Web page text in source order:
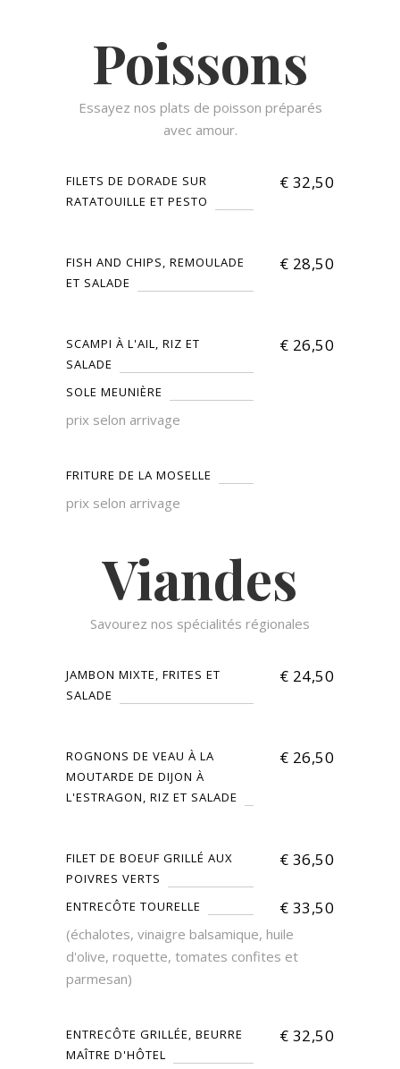
Poissons
Essayez nos plats de poisson préparés
avec amour.
FILETS DE DORADE SUR
RATATOUILLE ET PESTO
€ 32,50
FISH AND CHIPS, REMOULADE
ET SALADE
€ 28,50
SCAMPI À L'AIL, RIZ ET
SALADE
€ 26,50
SOLE MEUNIÈRE
prix selon arrivage
FRITURE DE LA MOSELLE
prix selon arrivage
Viandes
Savourez nos spécialités régionales
JAMBON MIXTE, FRITES ET
SALADE
€ 24,50
ROGNONS DE VEAU À LA
MOUTARDE DE DIJON À
L'ESTRAGON, RIZ ET SALADE
€ 26,50
FILET DE BOEUF GRILLÉ AUX
POIVRES VERTS
€ 36,50
ENTRECÔTE TOURELLE € 33,50
(échalotes, vinaigre balsamique, huile
d'olive, roquette, tomates confites et
parmesan)
ENTRECÔTE GRILLÉE, BEURRE
MAÎTRE D'HÔTEL
€ 32,50